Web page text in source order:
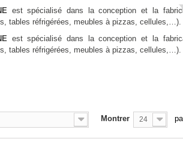
est spécialisé dans la conception et la
tables réfrigérées, meubles à pizzas, cellules,…).
est spécialisé dans la conception et la
tables réfrigérées, meubles à pizzas, cellules,…).
Montrer 24